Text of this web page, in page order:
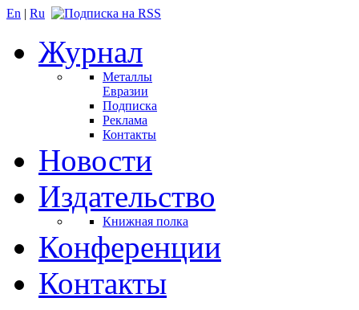
En | Ru
Журнал
Металлы
Евразии
Подписка
Реклама
Контакты
Новости
Издательство
Книжная полка
Конференции
Контакты